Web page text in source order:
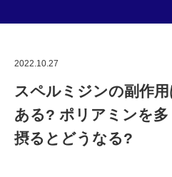
2022.10.27
スペルミジンの副作
ある? ポリアミンを多
摂るとどうなる?